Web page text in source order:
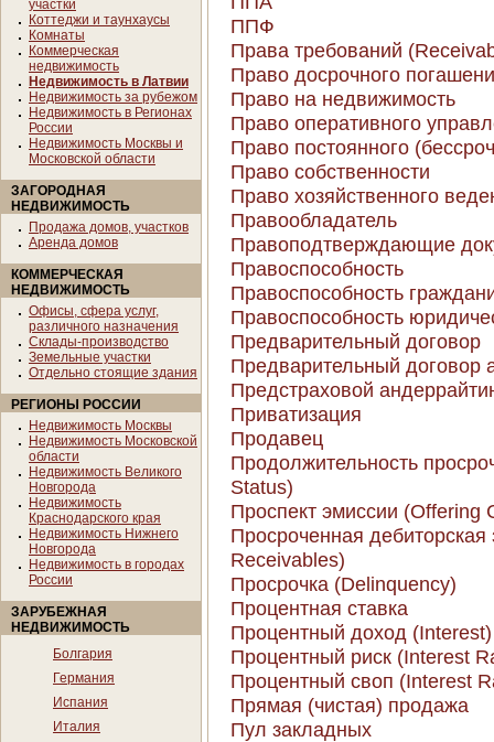
участки
Коттеджи и таунхаусы
Комнаты
Коммерческая
недвижимость
Недвижимость в Латвии
Недвижимость за рубежом
Недвижимость в Регионах
России
Недвижимость Москвы и
Московской области
ЗАГОРОДНАЯ
НЕДВИЖИМОСТЬ
Продажа домов, участков
Аренда домов
КОММЕРЧЕСКАЯ
НЕДВИЖИМОСТЬ
Офисы, сфера услуг,
различного назначения
Склады-производство
Земельные участки
Отдельно стоящие здания
РЕГИОНЫ РОССИИ
Недвижимость Москвы
Недвижимость Московской
области
Недвижимость Великого
Новгорода
Недвижимость
Краснодарского края
Недвижимость Нижнего
Новгорода
Недвижимость в городах
России
ЗАРУБЕЖНАЯ
НЕДВИЖИМОСТЬ
Болгария
Германия
Испания
Италия
ППФ
Права требований
Право досрочного
Право на недвижимость
Право оперативного
Право постоянного
Право собственности
Право хозяйственного
Правообладатель
Правоподтверждающие
Правоспособность
Правоспособность
Правоспособность
Предварительный договор
Предварительный договор
Предстраховой
Приватизация
Продавец
Продолжительность
Status)
Проспект эмиссии (Offering
Просроченная
Receivables)
Просрочка (Delinquency)
Процентная ставка
Процентный доход (Interest)
Процентный риск (Interest
Процентный своп (Interest
Прямая (чистая) продажа
Пул закладных